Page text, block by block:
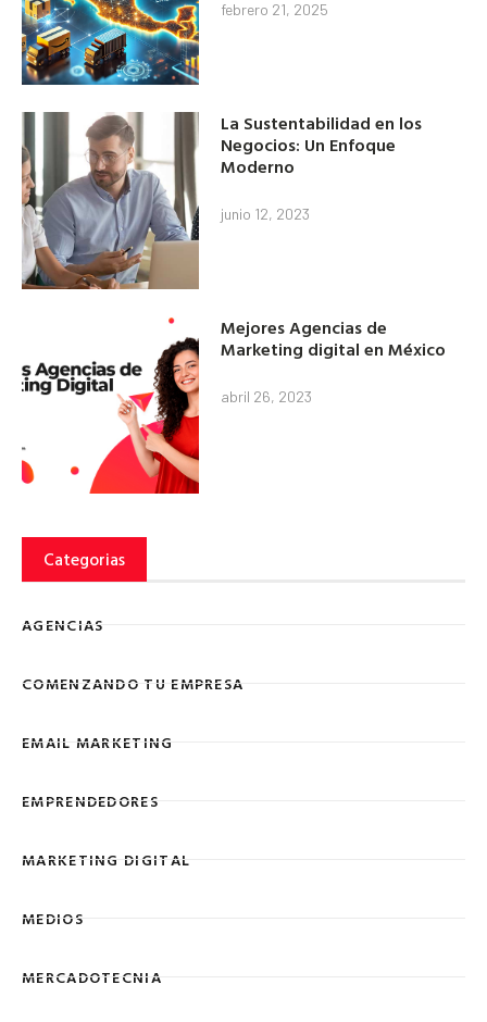
febrero 21, 2025
La Sustentabilidad en los
Negocios: Un Enfoque
Moderno
junio 12, 2023
Mejores Agencias de
Marketing digital en México
abril 26, 2023
Categorias
AGENCIAS
COMENZANDO TU EMPRESA
EMAIL MARKETING
EMPRENDEDORES
MARKETING DIGITAL
MEDIOS
MERCADOTECNIA